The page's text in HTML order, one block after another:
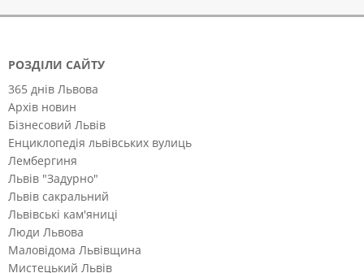
РОЗДІЛИ САЙТУ
365 днів Львова
Архів новин
Бізнесовий Львів
Енциклопедія львівських вулиць
Лембергиня
Львів "Задурно"
Львів сакральний
Львівські кам'яниці
Люди Львова
Маловідома Львівщина
Мистецький Львів